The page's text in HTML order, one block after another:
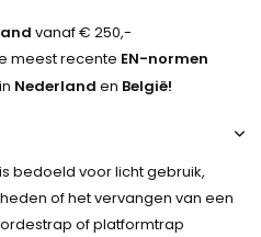
vanaf € 250,-
meest recente EN-normen
Nederland en België!
bedoeld voor licht gebruik,
of het vervangen van een
of platformtrap